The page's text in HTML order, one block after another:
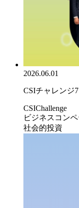
2026.06.01
CSIチャレンジ
CSIChallenge
ビジネスコン
社会的投資